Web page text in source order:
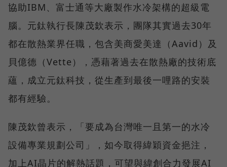
協助IBM、富士通等大廠製作水冷架構的超級電
腦。元鈦執行長陳茂欽表示，團隊其實過去30年
都在散熱業界任職，包含美商愛美達（Aavid）及
貝億德（Vette），憑藉著過去在散熱廠的技術底
蘊，成立元鈦科技，從生產到最後一哩路的安裝
都有經驗。
陳茂欽曾表示，「要成為台灣唯一且第一的水冷
設備專業規劃公司」，如今取得緯穎資金挹注，
加上AI晶片的解熱話題，可望與緯創合力發展AI